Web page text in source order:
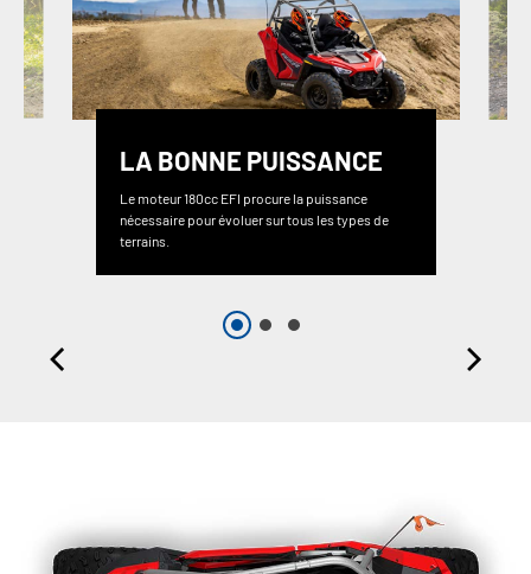
LA BONNE PUISSANCE
Le moteur 180cc EFI procure la puissance
nécessaire pour évoluer sur tous les types de
terrains.